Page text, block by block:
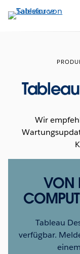
Direkt
zum
Wir
VON
Tableau
verfügbar.